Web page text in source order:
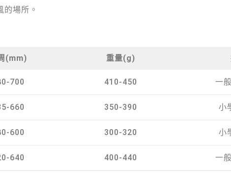
場所。
(mm) 重量(g)
700 410-450 一
660 350-390 小
600 300-320 小
640 400-440 一